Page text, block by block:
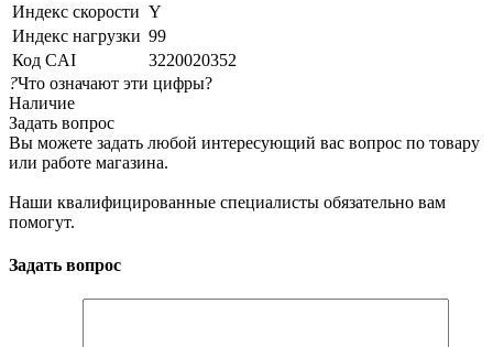
Индекс скорости Y
Индекс нагрузки 99
Код CAI
3220020352
?Что означают эти цифры?
Наличие
Задать вопрос
Вы можете задать любой интересующий вас вопрос по товару
или работе магазина.
Наши квалифицированные специалисты обязательно вам
помогут.
Задать вопрос